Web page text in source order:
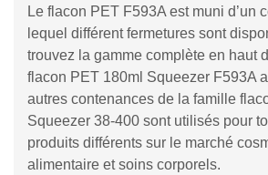
Le flacon PET F593A est muni d’un
lequel différent fermetures sont
trouvez la gamme complète en haut
flacon PET 180ml Squeezer F593A
autres contenances de la famille
Squeezer 38-400 sont utilisés pour
produits différents sur le marché
alimentaire et soins corporels.